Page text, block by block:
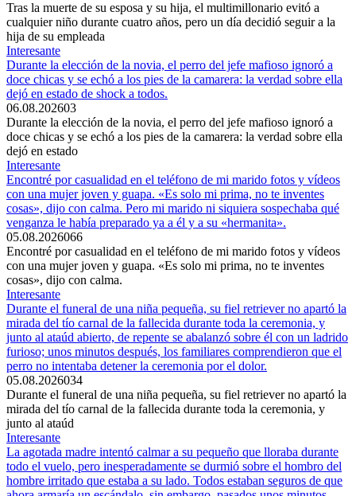
Tras la muerte de su esposa y su hija, el multimillonario evitó a
cualquier niño durante cuatro años, pero un día decidió seguir a la
hija de su empleada
Interesante
Durante la elección de la novia, el perro del jefe mafioso ignoró a
doce chicas y se echó a los pies de la camarera: la verdad sobre ella
dejó en estado de shock a todos.
06.08.202603
Durante la elección de la novia, el perro del jefe mafioso ignoró a
doce chicas y se echó a los pies de la camarera: la verdad sobre ella
dejó en estado
Interesante
Encontré por casualidad en el teléfono de mi marido fotos y vídeos
con una mujer joven y guapa. «Es solo mi prima, no te inventes
cosas», dijo con calma. Pero mi marido ni siquiera sospechaba qué
venganza le había preparado ya a él y a su «hermanita».
05.08.2026066
Encontré por casualidad en el teléfono de mi marido fotos y vídeos
con una mujer joven y guapa. «Es solo mi prima, no te inventes
cosas», dijo con calma.
Interesante
Durante el funeral de una niña pequeña, su fiel retriever no apartó la
mirada del tío carnal de la fallecida durante toda la ceremonia, y
junto al ataúd abierto, de repente se abalanzó sobre él con un ladrido
furioso; unos minutos después, los familiares comprendieron que el
perro no intentaba detener la ceremonia por el dolor.
05.08.2026034
Durante el funeral de una niña pequeña, su fiel retriever no apartó la
mirada del tío carnal de la fallecida durante toda la ceremonia, y
junto al ataúd
Interesante
La agotada madre intentó calmar a su pequeño que lloraba durante
todo el vuelo, pero inesperadamente se durmió sobre el hombro del
hombre irritado que estaba a su lado. Todos estaban seguros de que